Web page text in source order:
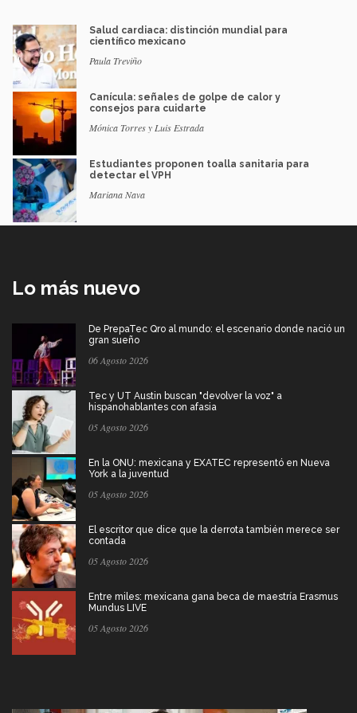
Salud cardiaca: distinción mundial para
científico mexicano
Paula Treviño
Canícula: señales de golpe de calor y
consejos para cuidarte
Mónica Torres y Luis Estrada
Estudiantes proponen toalla sanitaria para
detectar el VPH
Mariana Nava
Lo más nuevo
De PrepaTec Qro al mundo: el escenario donde nació un
gran sueño
06 Agosto 2026
Tec y UT Austin buscan "devolver la voz" a
hispanohablantes con afasia
05 Agosto 2026
En la ONU: mexicana y EXATEC representó en Nueva
York a la juventud
05 Agosto 2026
El escritor que dice que la derrota también merece ser
contada
05 Agosto 2026
Entre miles: mexicana gana beca de maestría Erasmus
Mundus LIVE
05 Agosto 2026